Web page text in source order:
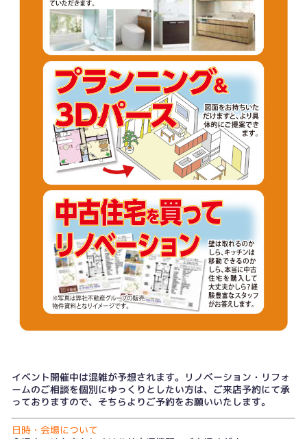
イベント開催中は混雑が予想されます。リノベーション・リフォ
ームのご相談を個別にゆっくりとしたい方は、 ご来店予約にて承
っておりますので、そちらよりご予約をお願いいたします。
日時・会場について